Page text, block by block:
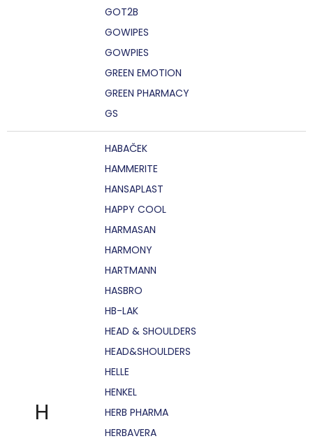
GOT2B
GOWIPES
GOWPIES
GREEN EMOTION
GREEN PHARMACY
GS
H
HABAČEK
HAMMERITE
HANSAPLAST
HAPPY COOL
HARMASAN
HARMONY
HARTMANN
HASBRO
HB-LAK
HEAD & SHOULDERS
HEAD&SHOULDERS
HELLE
HENKEL
HERB PHARMA
HERBAVERA